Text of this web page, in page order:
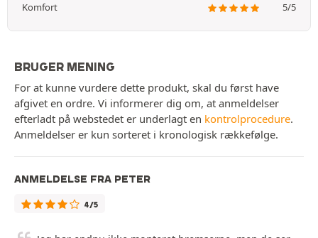
Komfort
5/5
BRUGER MENING
For at kunne vurdere dette produkt, skal du først have
afgivet en ordre. Vi informerer dig om, at anmeldelser
efterladt på webstedet er underlagt en kontrolprocedure.
Anmeldelser er kun sorteret i kronologisk rækkefølge.
ANMELDELSE FRA PETER
4/5